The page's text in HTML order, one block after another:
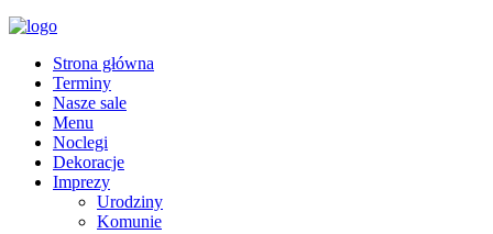
Strona główna
Terminy
Nasze sale
Menu
Noclegi
Dekoracje
Imprezy
Urodziny
Komunie